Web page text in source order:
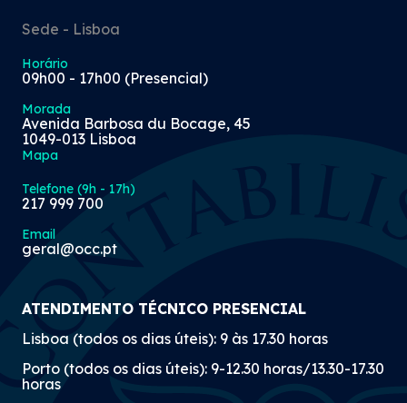
«Sabia que?» - Exclusão de
tributação de jovens
09 Jul 2026
«Sabia que?» - Envio
automático de documentos
emitidos a entidades da
Administração Pública
Sede - Lisboa
Horário
09h00 - 17h00 (Presencial)
Morada
Avenida Barbosa du Bocage, 45
1049-013 Lisboa
Mapa
Telefone (9h - 17h)
217 999 700
Email
geral@occ.pt
ATENDIMENTO TÉCNICO PRESENCIAL
Lisboa (todos os dias úteis): 9 às 17.30 horas
Porto (todos os dias úteis): 9-12.30 horas/13.30-17.30
horas